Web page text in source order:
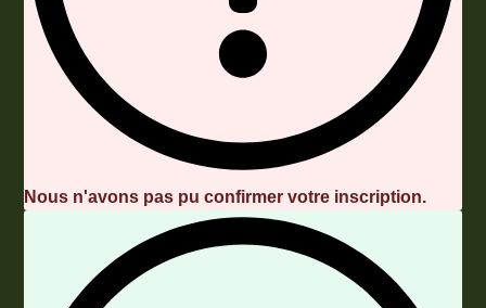
Nous n'avons pas pu confirmer votre inscription.